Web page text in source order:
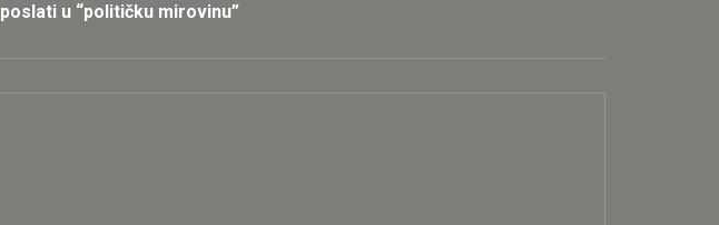
poslati u “političku mirovinu”